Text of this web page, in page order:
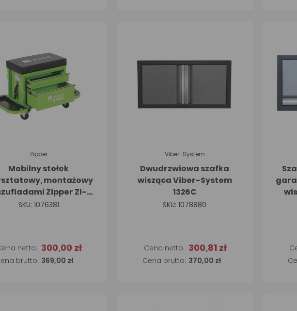
Zipper
Mobilny stołek
montażowy
Zipper ZI-
MHKS3
SKU: 1076381
369,00 zł
300,00 zł
Viber-System
Dwudrzwiowa szafka
wisząca Viber-System
1326C
SKU: 1078880
370,00 zł
300,81 zł
Dodaj do koszyka